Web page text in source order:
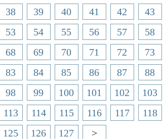
38 39 40 41 42 43
53 54 55 56 57 58
68 69 70 71 72 73
83 84 85 86 87 88
98 99 100 101 102 103
113 114 115 116 117 118
125 126 127 >